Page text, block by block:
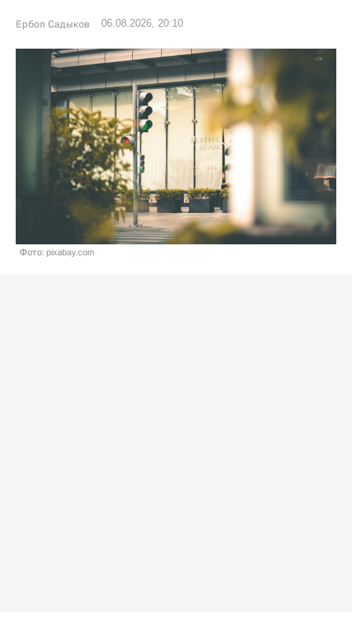
Ербол Садыков 06.08.2026, 20:10
Фото: pixabay.com